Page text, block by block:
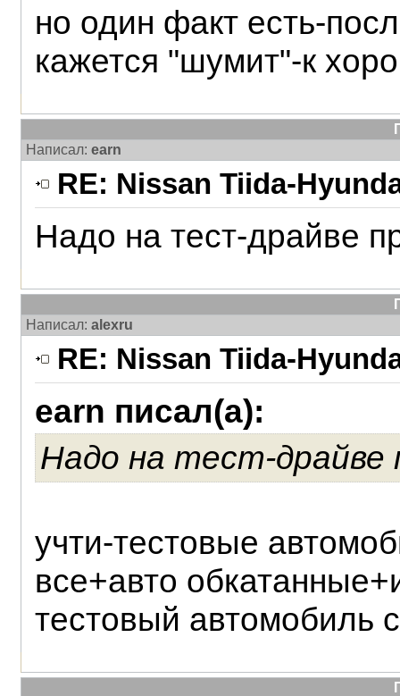
но один факт есть-
кажется "шумит"-к
Написал: earn
RE: Nissan Tiida-
Надо на тест-драйве
Написал: alexru
RE: Nissan Tiida-
earn писал(а):
Надо на тест-драйве
учти-тестовые
все+авто
тестовый автомобиль